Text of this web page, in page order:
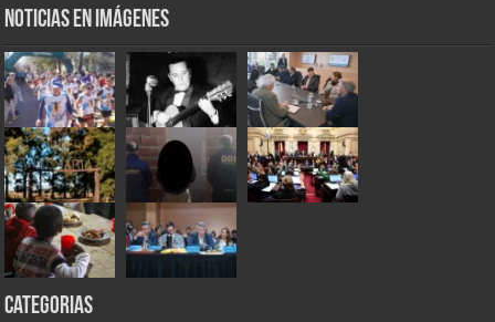
Noticias en Imágenes
Categorias